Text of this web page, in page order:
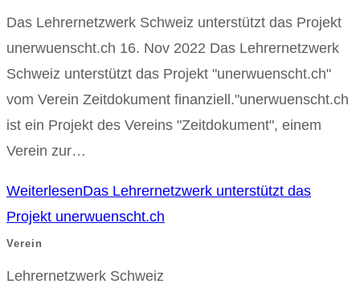
Das Lehrernetzwerk Schweiz unterstützt das Projekt
unerwuenscht.ch 16. Nov 2022 Das Lehrernetzwerk
Schweiz unterstützt das Projekt "unerwuenscht.ch"
vom Verein Zeitdokument finanziell."unerwuenscht.ch
ist ein Projekt des Vereins "Zeitdokument", einem
Verein zur…
WeiterlesenDas Lehrernetzwerk unterstützt das
Projekt unerwuenscht.ch
Verein
Lehrernetzwerk Schweiz